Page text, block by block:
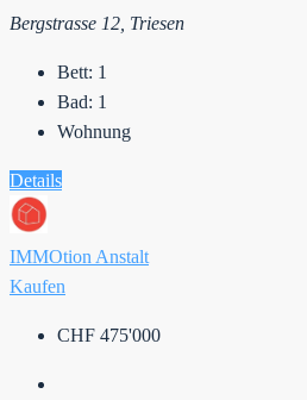
Bergstrasse 12, Triesen
Bett: 1
Bad: 1
Wohnung
Details
IMMOtion Anstalt
Kaufen
CHF 475'000